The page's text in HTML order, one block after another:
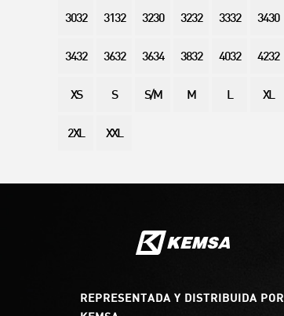
3032 3132 3230 3232 3332 3430
3432 3632 3634 3832 4032 4232
XS S S/M M L XL
2XL XXL
REPRESENTADA Y DISTRIBUIDA POR